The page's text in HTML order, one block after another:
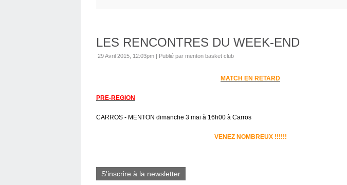
LES RENCONTRES DU WEEK-END
29 Avril 2015, 12:03pm | Publié par menton basket club
MATCH EN RETARD
PRE-REGION
CARROS - MENTON dimanche 3 mai à 16h00 à Carros
VENEZ NOMBREUX !!!!!!
S'inscrire à la newsletter